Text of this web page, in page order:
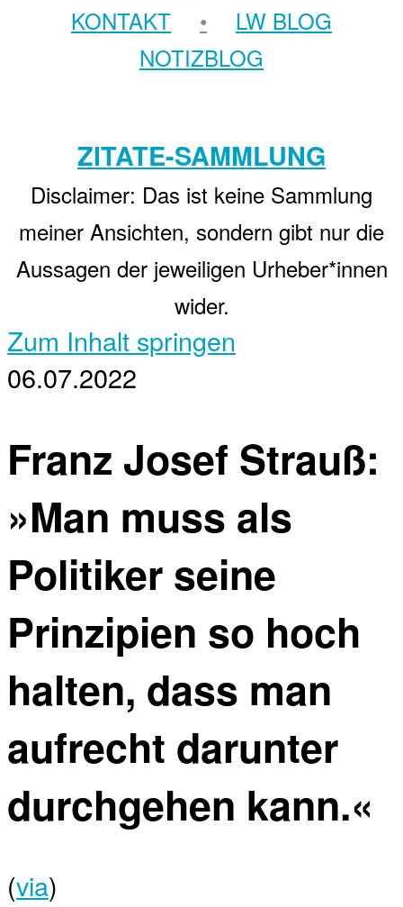
KONTAKT
•
LW BLOG
NOTIZBLOG
ZITATE-SAMMLUNG
Disclaimer: Das ist keine Sammlung
meiner Ansichten, sondern gibt nur die
Aussagen der jeweiligen Urheber*innen
wider.
Zum Inhalt springen
06.07.2022
Franz Josef Strauß:
»Man muss als
Politiker seine
Prinzipien so hoch
halten, dass man
aufrecht darunter
durchgehen kann.«
(via)